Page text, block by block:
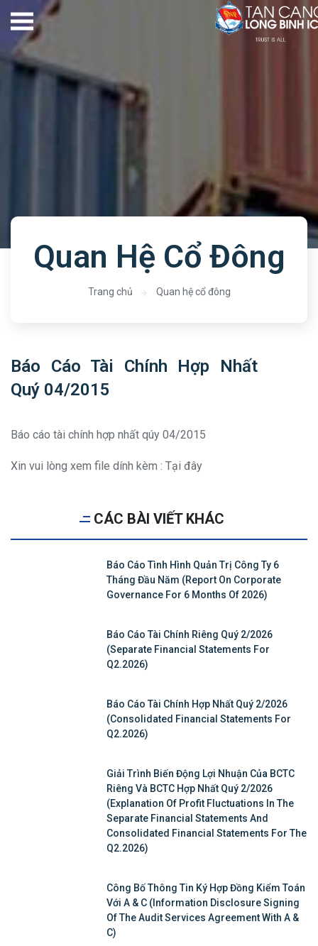
Quan Hệ Cổ Đông
Trang chủ Quan hệ cổ đông
Báo Cáo Tài Chính Hợp Nhất
Quý 04/2015
Báo cáo tài chính hợp nhất qúy 04/2015
Xin vui lòng xem file dính kèm : Tại đây
CÁC BÀI VIẾT KHÁC
Báo Cáo Tình Hình Quản Trị Công Ty 6
Tháng Đầu Năm (Report On Corporate
Governance For 6 Months Of 2026)
Báo Cáo Tài Chính Riêng Quý 2/2026
(Separate Financial Statements For
Q2.2026)
Báo Cáo Tài Chính Hợp Nhất Quý 2/2026
(Consolidated Financial Statements For
Q2.2026)
Giải Trình Biến Động Lợi Nhuận Của BCTC
Riêng Và BCTC Hợp Nhất Quý 2/2026
(Explanation Of Profit Fluctuations In The
Separate Financial Statements And
Consolidated Financial Statements For The
Q2.2026)
Công Bố Thông Tin Ký Hợp Đồng Kiểm Toán
Với A & C (Information Disclosure Signing
Of The Audit Services Agreement With A &
C)